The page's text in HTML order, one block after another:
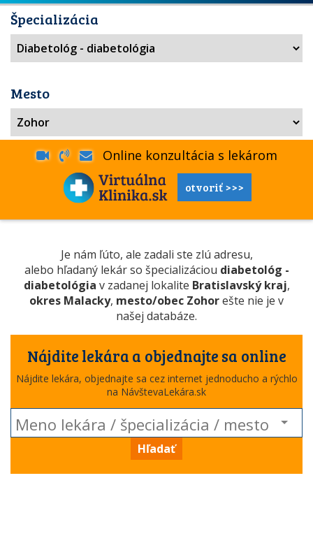
Špecializácia
Mesto
Online konzultácia s lekárom
otvoriť >>>
Je nám ľúto, ale zadali ste zlú adresu,
alebo hľadaný lekár so špecializáciou diabetológ -
diabetológia v zadanej lokalite Bratislavský kraj,
okres Malacky, mesto/obec Zohorešte nie je v
našej databáze.
Nájdite lekára a objednajte sa online
Nájdite lekára, objednajte sa cez internet jednoducho a rýchlo
na NávštevaLekára.sk
Hľadať